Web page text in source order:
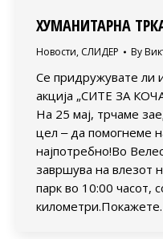
ХУМАНИТАРНА
Новости, СЛИДЕР By
Се придружувате ли
акција „СИТЕ ЗА
На 25 мај, трчаме
цел ‒ да помогнеме
најпотребно!Во
завршува на влезот
парк во 10:00 часот,